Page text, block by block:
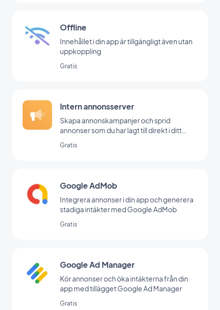
Offline
Innehållet i din app är tillgängligt även utan
uppkoppling
Gratis
Intern annonsserver
Skapa annonskampanjer och sprid
annonser som du har lagt till direkt i ditt
Gratis
Google AdMob
Integrera annonser i din app och generera
stadiga intäkter med Google AdMob
Gratis
Google Ad Manager
Kör annonser och öka intäkterna från din
app med tillägget Google Ad Manager
Gratis